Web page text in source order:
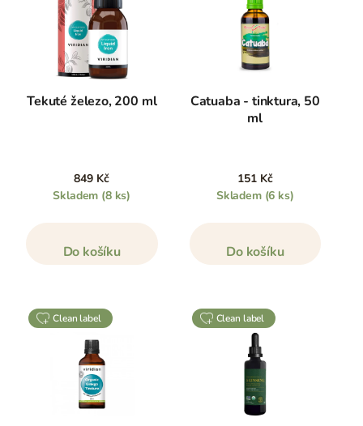
Tekuté železo, 200 ml
849 Kč
Skladem (8 ks)
Do košíku
Catuaba - tinktura, 50
ml
151 Kč
Skladem (6 ks)
Do košíku
clean label clean label